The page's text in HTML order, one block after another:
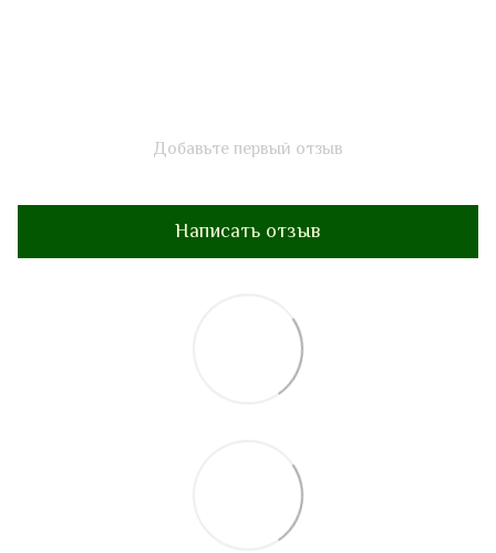
Добавьте первый отзыв
Написать отзыв